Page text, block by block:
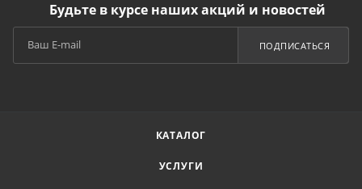
Будьте в курсе наших акций и новостей
ПОДПИСАТЬСЯ
КАТАЛОГ
УСЛУГИ